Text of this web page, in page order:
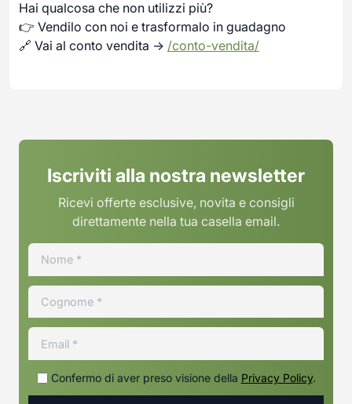
Hai qualcosa che non utilizzi più?
👉 Vendilo con noi e trasformalo in guadagno
🔗 Vai al conto vendita → /conto-vendita/
Iscriviti alla nostra newsletter
Ricevi offerte esclusive, novita e consigli
direttamente nella tua casella email.
Confermo di aver preso visione della Privacy Policy.